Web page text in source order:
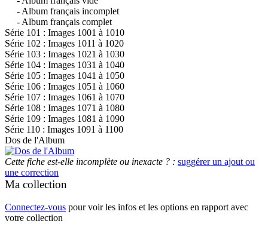
- Album français incomplet
- Album français complet
Série 101 : Images 1001 à 1010
Série 102 : Images 1011 à 1020
Série 103 : Images 1021 à 1030
Série 104 : Images 1031 à 1040
Série 105 : Images 1041 à 1050
Série 106 : Images 1051 à 1060
Série 107 : Images 1061 à 1070
Série 108 : Images 1071 à 1080
Série 109 : Images 1081 à 1090
Série 110 : Images 1091 à 1100
Dos de l'Album
Cette fiche est-elle incomplète ou inexacte ? : suggérer un ajout ou
une correction
Ma collection
Connectez-vous pour voir les infos et les options en rapport avec
votre collection